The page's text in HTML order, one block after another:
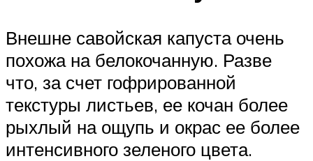
Внешне савойская капуста очень
похожа на белокочанную. Разве
что, за счет гофрированной
текстуры листьев, ее кочан более
рыхлый на ощупь и окрас ее более
интенсивного зеленого цвета.